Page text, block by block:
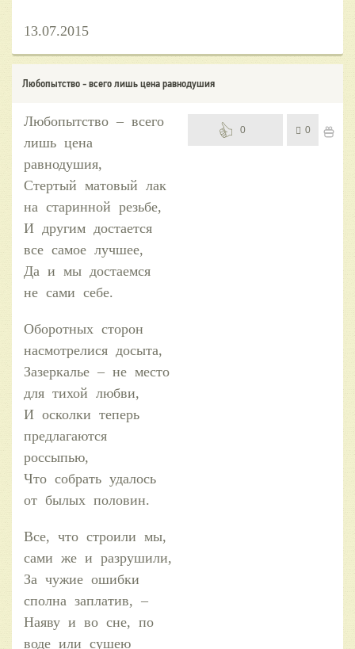
13.07.2015
Любопытство - всего лишь цена равнодушия
Любопытство – всего
лишь цена
равнодушия,
Стертый матовый лак
на старинной резьбе,
И другим достается
все самое лучшее,
Да и мы достаемся
не сами себе.
Оборотных сторон
насмотрелися досыта,
Зазеркалье – не место
для тихой любви,
И осколки теперь
предлагаются
россыпью,
Что собрать удалось
от былых половин.
Все, что строили мы,
сами же и разрушили,
За чужие ошибки
сполна заплатив, –
Наяву и во сне, по
воде или сушею
0 0